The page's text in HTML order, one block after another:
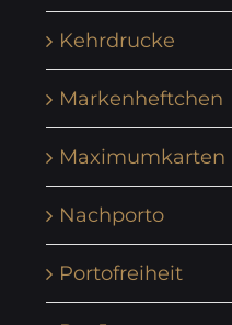
Kehrdrucke
Markenheftchen
Maximumkarten
Nachporto
Portofreiheit